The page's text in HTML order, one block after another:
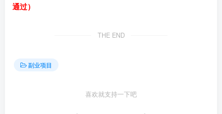
通过）
THE END
副业项目
喜欢就支持一下吧